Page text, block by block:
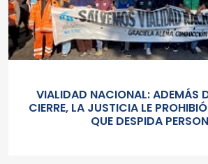
VIALIDAD NACIONAL: ADEMÁS
CIERRE, LA JUSTICIA LE
QUE DESPIDA